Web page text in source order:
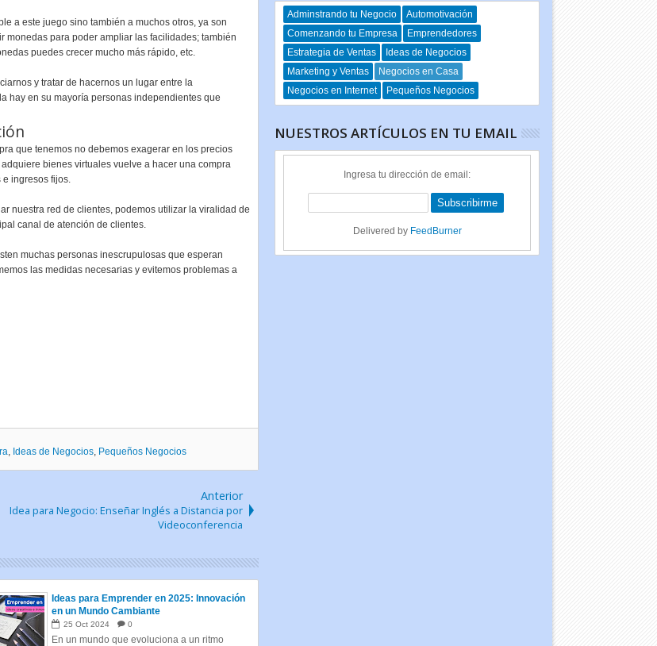
a este juego sino también a muchos otros, ya son
para poder ampliar las facilidades; también
puedes crecer mucho más rápido, etc.
y tratar de hacernos un lugar entre la
hay en su mayoría personas independientes que
que tenemos no debemos exagerar en los precios
bienes virtuales vuelve a hacer una compra
ingresos fijos.
nuestra red de clientes, podemos utilizar la viralidad de
canal de atención de clientes.
muchas personas inescrupulosas que esperan
las medidas necesarias y evitemos problemas a
, Ideas de Negocios, Pequeños Negocios
Anterior
Idea para Negocio: Enseñar Inglés a Distancia por
Videoconferencia
Ideas para Emprender en 2025: Innovación
en un Mundo Cambiante
25 Oct 2024 0
En un mundo que evoluciona a un ritmo
Adminstrando tu Negocio
Automotivación
Comenzando tu Empresa
Emprendedores
Estrategia de Ventas
Ideas de Negocios
Marketing y Ventas
Negocios en Casa
Negocios en Internet
Pequeños Negocios
NUESTROS ARTÍCULOS EN TU EMAIL
Ingresa tu dirección de email:
Delivered by FeedBurner